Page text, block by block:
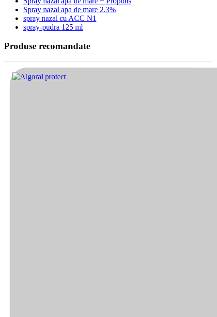
Spray nazal apa de mare 2.3%
spray nazal cu ACC N1
spray-pudra 125 ml
Produse recomandate